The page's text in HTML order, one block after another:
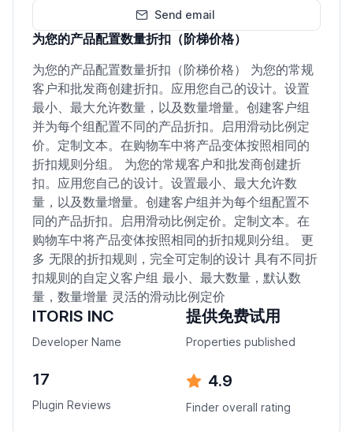
Send email
为您的产品配置数量折扣（阶梯价格）
为您的产品配置数量折扣（阶梯价格） 为您的常规
客户和批发商创建折扣。应用您自己的设计。设置
最小、最大允许数量，以及数量增量。创建客户组
并为每个组配置不同的产品折扣。启用滑动比例定
价。定制文本。在购物车中将产品变体按照相同的
折扣规则分组。 为您的常规客户和批发商创建折
扣。应用您自己的设计。设置最小、最大允许数
量，以及数量增量。创建客户组并为每个组配置不
同的产品折扣。启用滑动比例定价。定制文本。在
购物车中将产品变体按照相同的折扣规则分组。 更
多 无限的折扣规则，完全可定制的设计 具有不同折
扣规则的自定义客户组 最小、最大数量，默认数
量，数量增量 灵活的滑动比例定价
ITORIS INC
Developer Name
提供免费试用
Properties published
17
Plugin Reviews
4.9
Finder overall rating